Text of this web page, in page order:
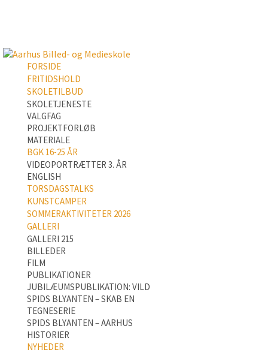
FORSIDE
FRITIDSHOLD
SKOLETILBUD
SKOLETJENESTE
VALGFAG
PROJEKTFORLØB
MATERIALE
BGK 16-25 ÅR
VIDEOPORTRÆTTER 3. ÅR
ENGLISH
TORSDAGSTALKS
KUNSTCAMPER
SOMMERAKTIVITETER 2026
GALLERI
GALLERI 215
BILLEDER
FILM
PUBLIKATIONER
JUBILÆUMSPUBLIKATION: VILD
SPIDS BLYANTEN – SKAB EN
TEGNESERIE
SPIDS BLYANTEN – AARHUS
HISTORIER
NYHEDER